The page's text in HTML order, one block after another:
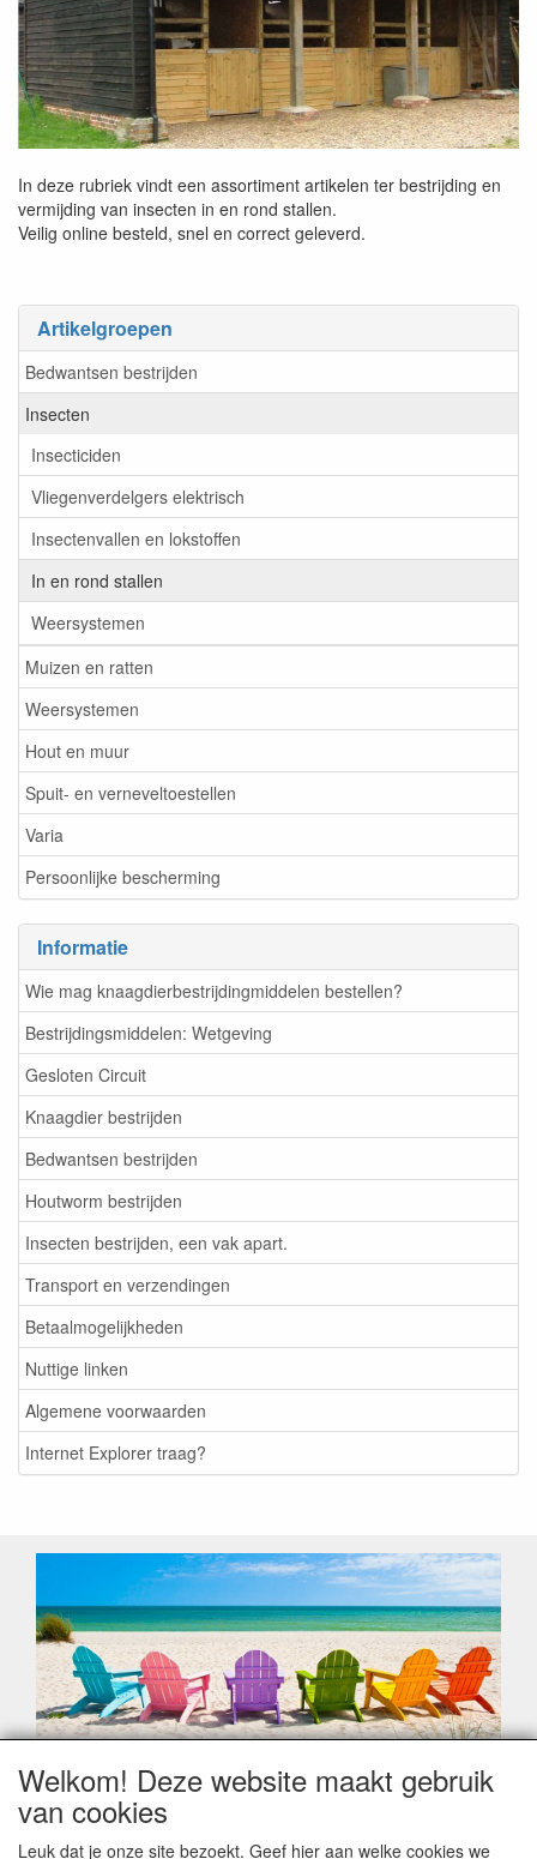
Artikelgroepen
Bedwantsen bestrijden
Insecten
Insecticiden
Vliegenverdelgers elektrisch
Insectenvallen en lokstoffen
In en rond stallen
Weersystemen
Muizen en ratten
Weersystemen
Hout en muur
Spuit- en verneveltoestellen
Varia
Persoonlijke bescherming
Informatie
Wie mag knaagdierbestrijdingmiddelen bestellen?
Bestrijdingsmiddelen: Wetgeving
Gesloten Circuit
Knaagdier bestrijden
Bedwantsen bestrijden
Houtworm bestrijden
Insecten bestrijden, een vak apart.
Transport en verzendingen
Betaalmogelijkheden
Nuttige linken
Algemene voorwaarden
Internet Explorer traag?
In deze rubriek vindt een assortiment artikelen ter bestrijding en
vermijding van insecten in en rond stallen.
Veilig online besteld, snel en correct geleverd.
Geachte klant,
Zoals elk jaar zorgt de verlofperiode, naast een hoop
Welkom! Deze website maakt gebruik
van cookies
Leuk dat je onze site bezoekt. Geef hier aan welke cookies we